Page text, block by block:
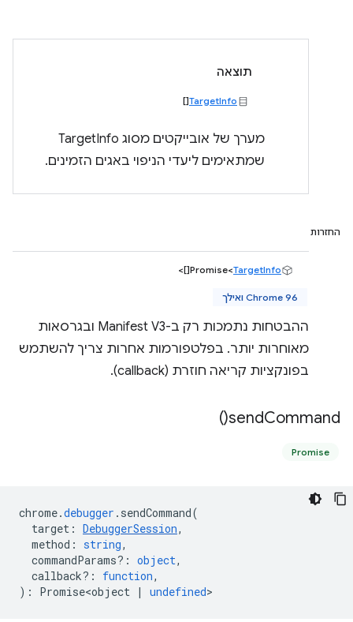
תוצאה
TargetInfo
[]
מערך של אובייקטים מסוג TargetInfo
שמתאימים ליעדי הניפוי באגים הזמינים.
החזרות
Promise<TargetInfo
[]>
Chrome 96 ואילך
ההבטחות נתמכות רק ב-Manifest V3 ובגרסאות
מאוחרות יותר. בפלטפורמות אחרות צריך להשתמש
בפונקציות קריאה חוזרת (callback).
sendCommand(
)
Promise
chrome.debugger . sendCommand(
target : DebuggerSession,
method : string,
commandParams? : object,
callback? : function,
) : Promise<object | undefined>